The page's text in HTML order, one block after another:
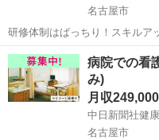
名古屋市
研修体制はばっちり！スキルア
ながら資格取得が目指せる！(
託児所完備でひとり親・シングルマザー
法人白楊会 医療法人白楊会...
愛知 名古屋市 介護士
病院での看
み)
月収
名古屋市